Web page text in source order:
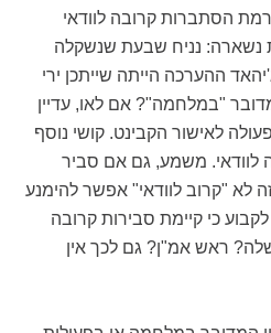
הסתברות קרובה לוודאי
נשארה: נניח שבעת שנשקלה
ההערכה הייתה שייתכן ירי
"במלחמה"? אם לאו, עדיין
לאישור הקבינט. קושי נוסף
לוודאי. משמע, גם אם סביר
לא "קרוב לוודאי" אפשר להימנע
כי קיימת סבירות קרובה
ראש אמ"ן? גם לכך אין